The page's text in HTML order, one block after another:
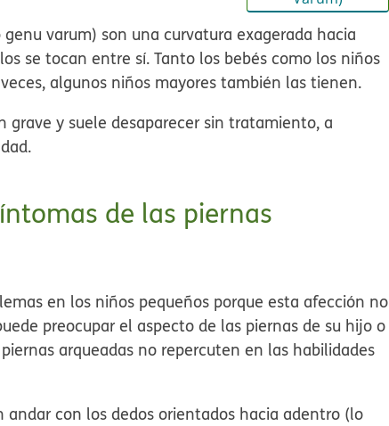
genu varum) son una curvatura exagerada hacia
se tocan entre sí. Tanto los bebés como los niños
algunos niños mayores también las tienen.
grave y suele desaparecer sin tratamiento, a
de las piernas
en los niños pequeños porque esta afección no
preocupar el aspecto de las piernas de su hijo o
arqueadas no repercuten en las habilidades
andar con los dedos orientados hacia adentro (lo